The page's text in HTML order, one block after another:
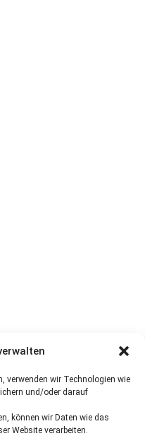
verwenden wir Technologien wie
und/oder darauf
können wir Daten wie das
Website verarbeiten.